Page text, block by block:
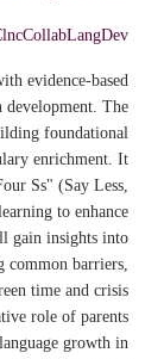
evidence-based
development. The
foundational
enrichment. It
Ss" (Say Less,
to enhance
gain insights into
common barriers,
time and crisis
role of parents
growth in